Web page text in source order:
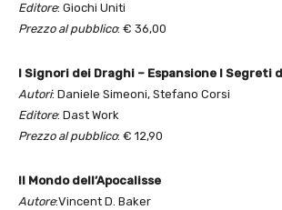
Editore: Giochi Uniti
Prezzo al pubblico: € 36,00
I Signori dei Draghi – Espansione I Segreti
Autori: Daniele Simeoni, Stefano Corsi
Editore: Dast Work
Prezzo al pubblico: € 12,90
Il Mondo dell’Apocalisse
Autore:Vincent D. Baker